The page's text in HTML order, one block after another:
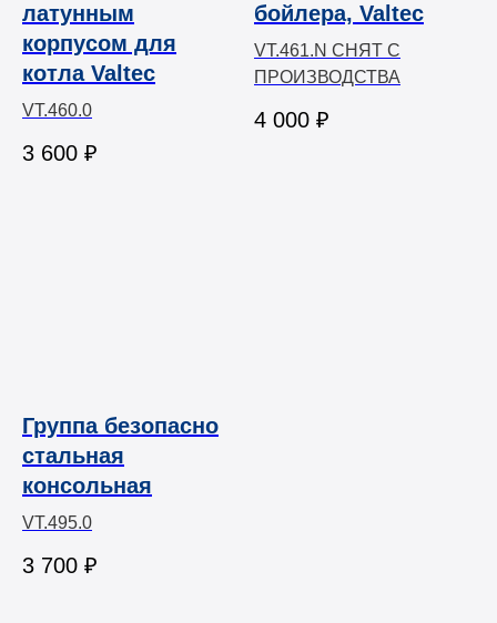
латунным
корпусом для
котла Valtec
VT.460.0
3 600 ₽
бойлера, Valtec
VT.461.N СНЯТ С
ПРОИЗВОДСТВА
4 000 ₽
Группа безопасно
стальная
консольная
VT.495.0
3 700 ₽